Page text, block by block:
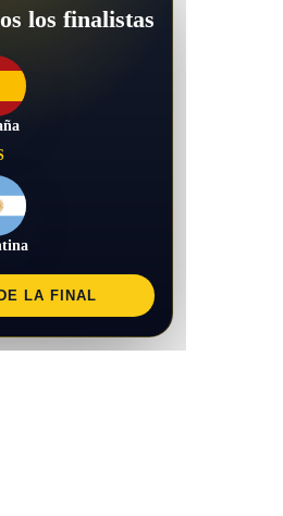
los finalistas
LA FINAL